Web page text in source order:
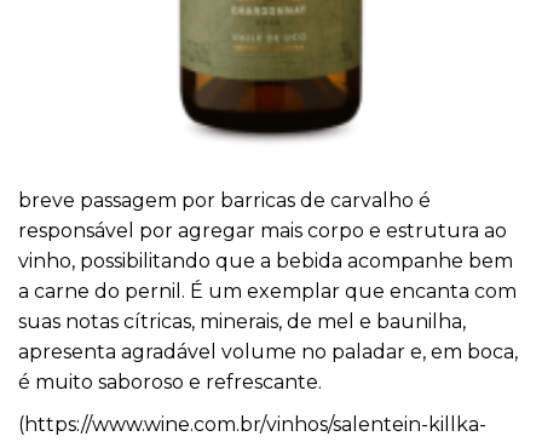
breve passagem por barricas de carvalho é
responsável por agregar mais corpo e estrutura ao
vinho, possibilitando que a bebida acompanhe bem
a carne do pernil. É um exemplar que encanta com
suas notas cítricas, minerais, de mel e baunilha,
apresenta agradável volume no paladar e, em boca,
é muito saboroso e refrescante.
(https://www.wine.com.br/vinhos/salentein-killka-